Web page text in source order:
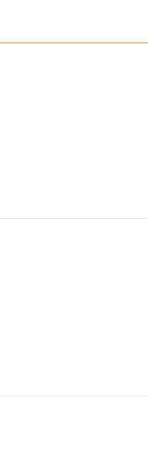
раздел и
обновить раздел
Бренды также
обуви в 2025
обуви практически не
опубликованы в